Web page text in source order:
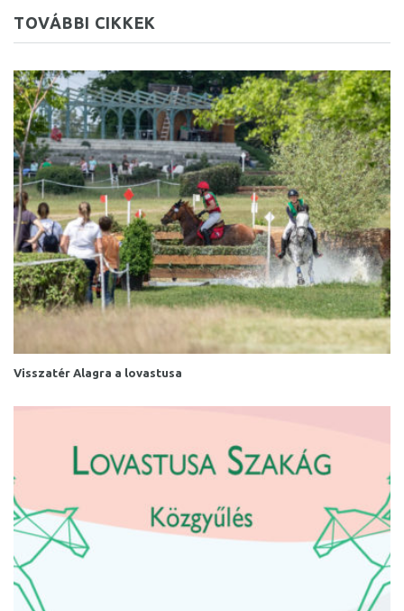
TOVÁBBI CIKKEK
Visszatér Alagra a lovastusa